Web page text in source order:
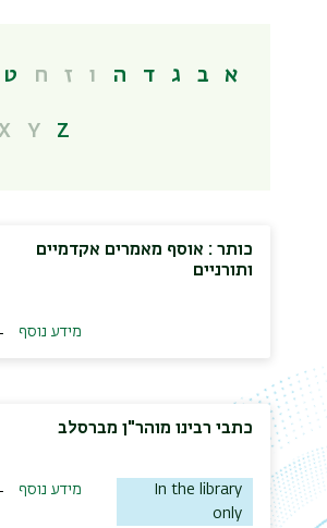
א ב ג ד ה ו ז ח ט
Y Z
כותר : אוסף מאמרים אקדמיים
ותורניים
מידע נוסף
כתבי רבינו מוהר"ן מברסלב
In the library
only
מידע נוסף